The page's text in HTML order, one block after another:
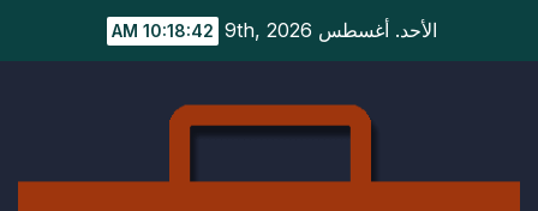
الأحد. أغسطس 9th, 2026 10:18:43 AM